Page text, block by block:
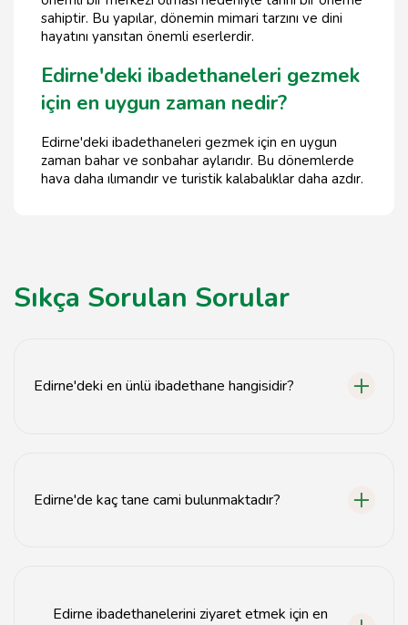
sahiptir. Bu yapılar, dönemin mimari tarzını ve dini
hayatını yansıtan önemli eserlerdir.
Edirne'deki ibadethaneleri gezmek
için en uygun zaman nedir?
Edirne'deki ibadethaneleri gezmek için en uygun
zaman bahar ve sonbahar aylarıdır. Bu dönemlerde
hava daha ılımandır ve turistik kalabalıklar daha azdır.
Sıkça Sorulan Sorular
Edirne'deki en ünlü ibadethane hangisidir?
Edirne'de kaç tane cami bulunmaktadır?
Edirne ibadethanelerini ziyaret etmek için en